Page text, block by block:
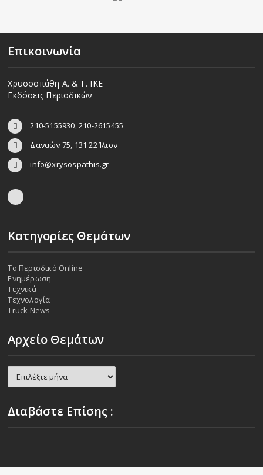
Επικοινωνία
Χρυσοσπάθη Α. & Γ. ΙΚΕ
Εκδόσεις Περιοδικών
210-5155930, 210-2615455
Δαναών 75, 131 22 Ίλιον
info@xrysospathis.gr
Κατηγορίες Θεμάτων
Το Περιοδικό Online
Ενημέρωση
Τεχνικά
Τεχνολογία
Truck News
Αρχείο Θεμάτων
Αρχείο
Θεμάτων
Διαβάστε Επίσης :